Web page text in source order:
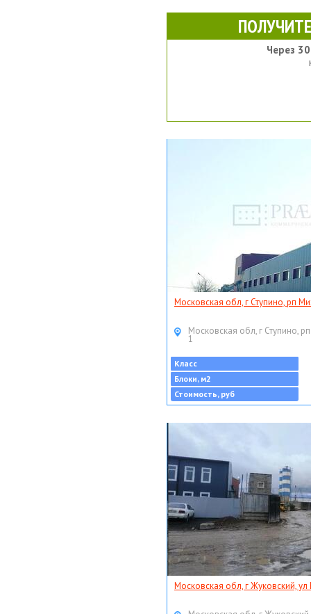
Через
Московская обл, г Ступино, рп
Московская обл, г Ступино,
1
Класс
Блоки, м2
Стоимость, руб
Московская обл, г Жуковский,